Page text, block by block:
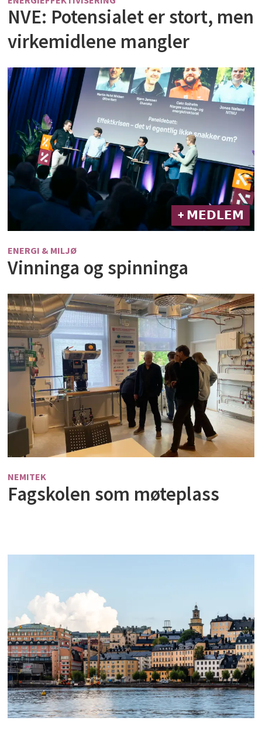
NVE: Potensialet er stort, men
virkemidlene mangler
+ 𝗠𝗘𝗗𝗟𝗘𝗠
ENERGI & MILJØ
Vinninga og spinninga
NEMITEK
Fagskolen som møteplass